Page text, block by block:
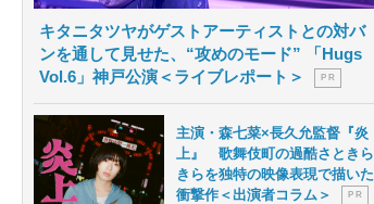
キタニタツヤがゲストアーティストとの対バ
ンを通して見せた、“攻めのモード” 「Hugs
Vol.6」神戸公演＜ライブレポート＞
P R
主演・森七菜×長久允監督『炎
上』 歌舞伎町の過酷さときら
きらを独特の映像表現で描いた
衝撃作＜出演者コラム＞
P R